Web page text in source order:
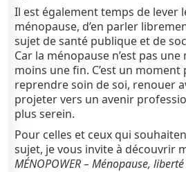
Il est également temps de lever
ménopause, d’en parler
sujet de santé publique et de
Car la ménopause n’est pas
moins une fin. C’est un
reprendre soin de soi, renouer
projeter vers un avenir
plus serein.
Pour celles et ceux qui
sujet, je vous invite à découvrir
MÉNOPOWER – Ménopause,